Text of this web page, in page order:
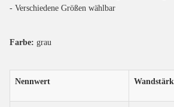
- Verschiedene Größen wählbar
Farbe: grau
Nennwert